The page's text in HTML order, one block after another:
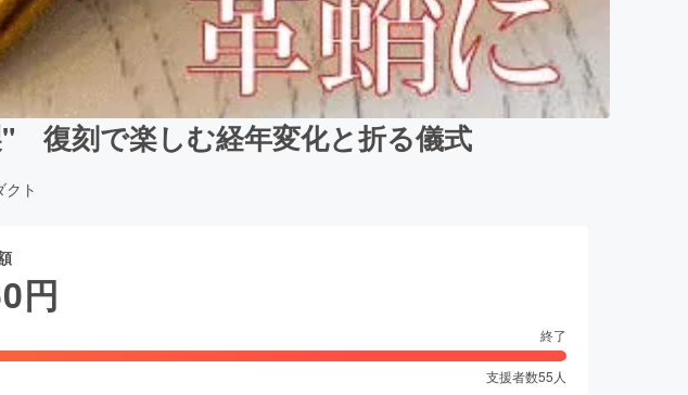
復刻で楽しむ経年変化と折る儀式
クト
円
終了
支援者数55 人